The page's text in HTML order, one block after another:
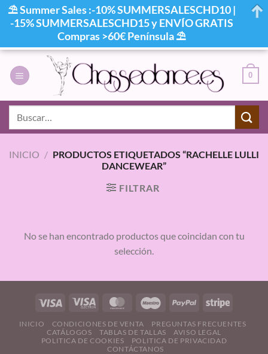
contenido
0
INICIO / PRODUCTOS ETIQUETADOS “RACHELLE LULLI
DANCEWEAR”
FILTRAR
No se han encontrado productos que coincidan con tu
selección.
INICIO CONDICIONES DE VENTA
PREGUNTAS FRECUENTES
CATÁLOGOS
TABLAS DE TALLAS
AVISO LEGAL
POLITICA DE COOKIES
POLITICA DE PRIVACIDAD
CONTÁCTANOS
⛱ Summer Sales :-10% SUMMERSALESCHD10 |
-15% SUMMERSALESCHD15 y ENVÍO GRATIS
Compras >60€ Península ⛱